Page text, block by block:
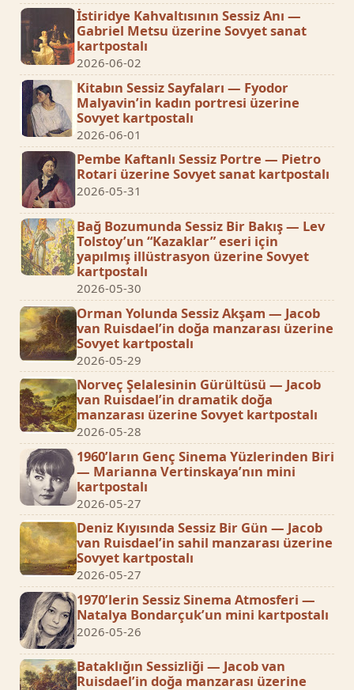
İstiridye Kahvaltısının Sessiz Anı —
Gabriel Metsu üzerine Sovyet sanat
kartpostalı
2026-06-02
Kitabın Sessiz Sayfaları — Fyodor
Malyavin’in kadın portresi üzerine
Sovyet kartpostalı
2026-06-01
Pembe Kaftanlı Sessiz Portre — Pietro
Rotari üzerine Sovyet sanat kartpostalı
2026-05-31
Bağ Bozumunda Sessiz Bir Bakış — Lev
Tolstoy’un “Kazaklar” eseri için
yapılmış illüstrasyon üzerine Sovyet
kartpostalı
2026-05-30
Orman Yolunda Sessiz Akşam — Jacob
van Ruisdael’in doğa manzarası üzerine
Sovyet kartpostalı
2026-05-29
Norveç Şelalesinin Gürültüsü — Jacob
van Ruisdael’in dramatik doğa
manzarası üzerine Sovyet kartpostalı
2026-05-28
1960’ların Genç Sinema Yüzlerinden Biri
— Marianna Vertinskaya’nın mini
kartpostalı
2026-05-27
Deniz Kıyısında Sessiz Bir Gün — Jacob
van Ruisdael’in sahil manzarası üzerine
Sovyet kartpostalı
2026-05-27
1970’lerin Sessiz Sinema Atmosferi —
Natalya Bondarçuk’un mini kartpostalı
2026-05-26
Bataklığın Sessizliği — Jacob van
Ruisdael’in doğa manzarası üzerine